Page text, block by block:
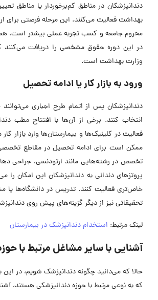
دندانپزشکان در مناطق کم‌برخوردار یا مناطق
بهداشت فعالیت می‌کنند. این مرحله فرصتی برای
محروم جامعه و کسب تجربه عملی بیشتر است.
در این دوره حقوق مشخصی را دریافت می‌کنند
وزارت بهداشت است.
ورود به بازار کار یا ادامه تحصیل
دندانپزشکان پس از اتمام طرح اجباری
انتخاب کنند. برخی از آن‌ها با افتتاح مطب
فعالیت در کلینیک‌ها و بیمارستان‌ها وارد بازار
ممکن است برای ادامه تحصیل در مقاطع
تخصص در رشته‌هایی مانند ارتودنسی، جراحی
پروتز‌های دندانی به دندانپزشکان این امکان را
خاص‌تری فعالیت کنند. تدریس در دانشگاه‌ها یا
تحقیقاتی نیز از دیگر گزینه‌های پیش روی
لینک مرتبط: استخدام دندانپزشک در بیمارستان
آشنایی با سایر مشاغل مرتبط با
حالا که می‌دانید چگونه دندانپزشک شویم، در
که به نوعی مرتبط با حوزه دندانپزشکی هستند،